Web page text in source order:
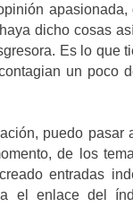
apasionada,
dicho cosas
Es lo que
un poco
puedo pasar
de los
entradas
el enlace del